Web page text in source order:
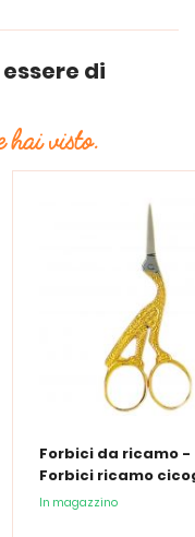
di
hai visto.
Forbici da ricamo -
Forbici ricamo
In magazzino